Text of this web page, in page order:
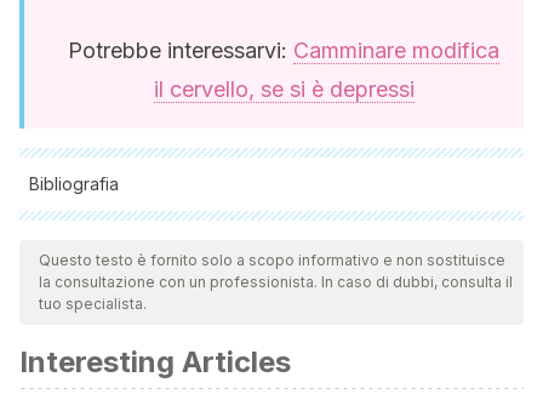
Potrebbe interessarvi: Camminare modifica
il cervello, se si è depressi
Bibliografia
Tutte le fonti citate sono state esaminate a fondo dal nostro
team per garantirne la qualità, l'affidabilità, l'attualità e la
validità. La bibliografia di questo articolo è stata considerata
Rao, S. S. C., Rattanakovit, K., & Patcharatrakul, T. (2016,
Questo testo è fornito solo a scopo informativo e non sostituisce
la consultazione con un professionista. In caso di dubbi, consulta il
tuo specialista.
Interesting Articles